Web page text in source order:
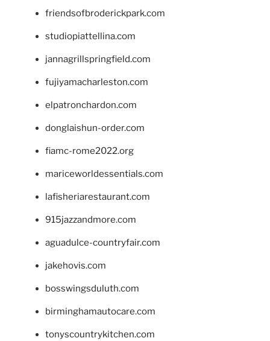
friendsofbroderickpark.com
studiopiattellina.com
jannagrillspringfield.com
fujiyamacharleston.com
elpatronchardon.com
donglaishun-order.com
fiamc-rome2022.org
mariceworldessentials.com
lafisheriarestaurant.com
915jazzandmore.com
aguadulce-countryfair.com
jakehovis.com
bosswingsduluth.com
birminghamautocare.com
tonyscountrykitchen.com